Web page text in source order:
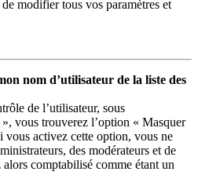
modifier tous vos paramètres et
nom d’utilisateur de la liste des
de l’utilisateur, sous
vous trouverez l’option « Masquer
vous activez cette option, vous ne
des modérateurs et de
comptabilisé comme étant un